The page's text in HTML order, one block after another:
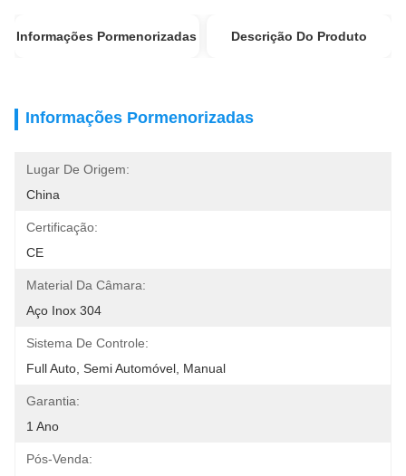
Informações Pormenorizadas Descrição Do Produto
Informações Pormenorizadas
Lugar De Origem:
China
Certificação:
CE
Material Da Câmara:
Aço Inox 304
Sistema De Controle:
Full Auto, Semi Automóvel, Manual
Garantia:
1 Ano
Pós-Venda: